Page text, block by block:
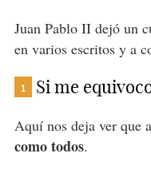
Juan Pablo II dejó un
en varios escritos y a
1 Si me
Aquí nos deja ver que
como todos.